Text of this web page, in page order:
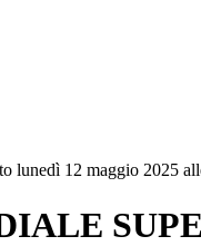
lunedì 12 maggio 2025